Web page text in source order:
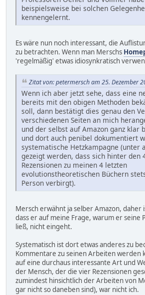
beispielsweise bei solchen
kennengelernt.
Es wäre nun noch interessant, die
zu betrachten. Wenn man Merschs
'regelmäßig' etwas idiosynkratisch
Zitat von: petermersch am 25. Dezember
Wenn ich aber jetzt sehe, dass eine
bereits mit den obigen Methoden
soll, dann bestätigt dies genau den
verschiedenen Seiten an mich
und der selbst auf Amazon ganz klar
und dort auch penibel dokumentiert
systematische Hetzkampagne (unter
gezeigt werden, dass sich hinter den
Rezensionen zu meinen 4 letzten
evolutionstheoretischen Büchern
Person verbirgt).
Mersch erwähnt ja selber Amazon, daher
dass er auf meine Frage, warum er seine
ließ, nicht eingeht.
Systematisch ist dort etwas anderes zu
Kommentare zu seinen Arbeiten werden
auf eine durchaus interessante Art und
der Mensch, der die vier Rezensionen
zumindest hinsichtlich der Arbeiten von
gar nicht so daneben sind), war nicht ich.